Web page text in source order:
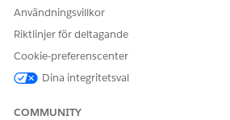
LÖSTE DENNA ARTIKEL DITT
Berätta för oss vad vi kan
Användningsvillkor
Riktlinjer för deltagande
Cookie-preferenscenter
Dina integritetsval
COMMUNITY